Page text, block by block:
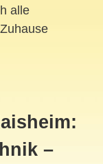
alle
–